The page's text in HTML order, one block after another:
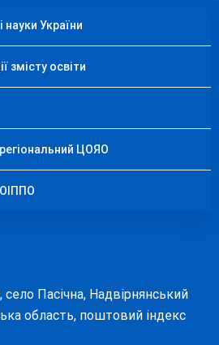
науки України
змісту освіти
ЦОЯО
село Пасічна, Надвірнянський
область, поштовий індекс